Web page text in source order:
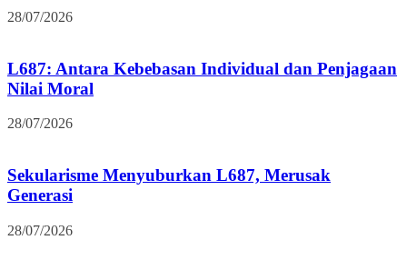
28/07/2026
L687: Antara Kebebasan Individual dan Penjagaan
Nilai Moral
28/07/2026
Sekularisme Menyuburkan L687, Merusak
Generasi
28/07/2026